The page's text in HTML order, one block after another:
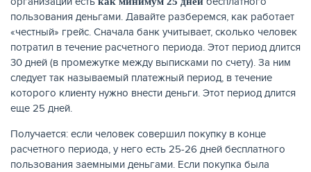
пользования деньгами. Давайте разберемся, как работает
«честный» грейс. Сначала банк учитывает, сколько человек
потратил в течение расчетного периода. Этот период длится
30 дней (в промежутке между выписками по счету). За ним
следует так называемый платежный период, в течение
которого клиенту нужно внести деньги. Этот период длится
еще 25 дней.
Получается: если человек совершил покупку в конце
расчетного периода, у него есть 25-26 дней бесплатного
пользования заемными деньгами. Если покупка была